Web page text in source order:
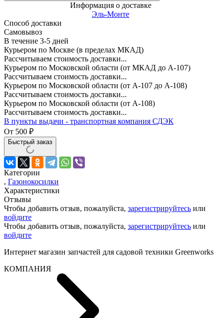
Информация о доставке
Эль-Монте
Способ доставки
Самовывоз
В течение 3-5 дней
Курьером по Москве (в пределах МКАД)
Рассчитываем стоимость доставки...
Курьером по Московской области (от МКАД до А-107)
Рассчитываем стоимость доставки...
Курьером по Московской области (от А-107 до А-108)
Рассчитываем стоимость доставки...
Курьером по Московской области (от А-108)
Рассчитываем стоимость доставки...
В пункты выдачи - транспортная компания СДЭК
От 500 ₽
Быстрый заказ
Категории
, Газонокосилки
Характеристики
Отзывы
Чтобы добавить отзыв, пожалуйста, зарегистрируйтесь или
войдите
Чтобы добавить отзыв, пожалуйста, зарегистрируйтесь или
войдите
Интернет магазин запчастей для садовой техники Greenworks
КОМПАНИЯ